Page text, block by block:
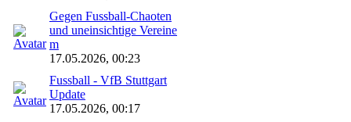
Gegen Fussball-Chaoten
und uneinsichtige Vereine
m
17.05.2026, 00:23
Fussball - VfB Stuttgart
Update
17.05.2026, 00:17